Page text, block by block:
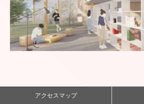
アクセスマップ